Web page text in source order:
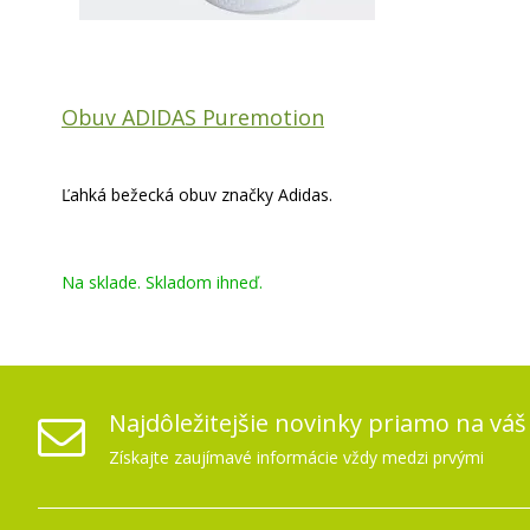
Obuv ADIDAS Puremotion
Ľahká bežecká obuv značky Adidas.
Na sklade. Skladom ihneď.
Najdôležitejšie novinky priamo na
Získajte zaujímavé informácie vždy medzi prvými